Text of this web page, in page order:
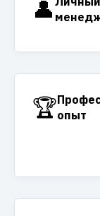
👤
🏆опыт